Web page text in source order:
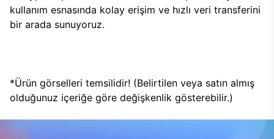
kullanım esnasında kolay erişim ve hızlı veri transferini
bir arada sunuyoruz.
*Ürün görselleri temsilidir! (Belirtilen veya satın almış
olduğunuz içeriğe göre değişkenlik gösterebilir.)